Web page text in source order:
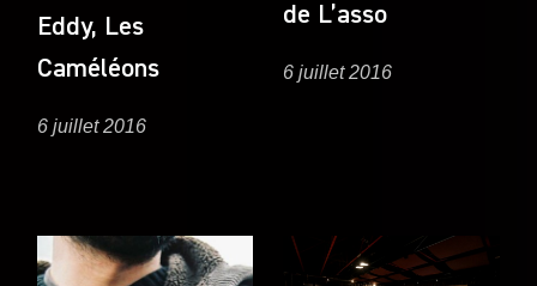
Eddy, Les
Caméléons
6 juillet 2016
de L’asso
6 juillet 2016